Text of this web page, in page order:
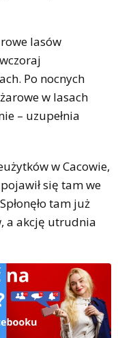
lasów
Po nocnych
w lasach
– uzupełnia
w Cacowie,
się tam we
tam już
a akcję utrudnia